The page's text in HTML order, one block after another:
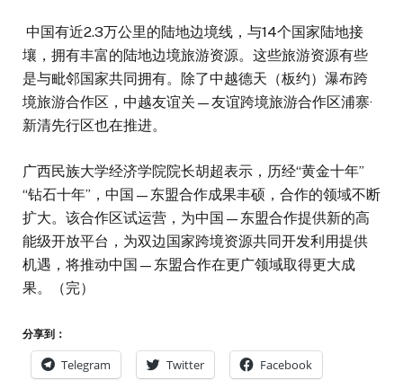
中国有近2.3万公里的陆地边境线，与14个国家陆地接
壤，拥有丰富的陆地边境旅游资源。这些旅游资源有些
是与毗邻国家共同拥有。除了中越德天（板约）瀑布跨
境旅游合作区，中越友谊关—友谊跨境旅游合作区浦寨·
新清先行区也在推进。
广西民族大学经济学院院长胡超表示，历经“黄金十年”
“钻石十年”，中国—东盟合作成果丰硕，合作的领域不断
扩大。该合作区试运营，为中国—东盟合作提供新的高
能级开放平台，为双边国家跨境资源共同开发利用提供
机遇，将推动中国—东盟合作在更广领域取得更大成
果。（完）
分享到：
Telegram Twitter Facebook